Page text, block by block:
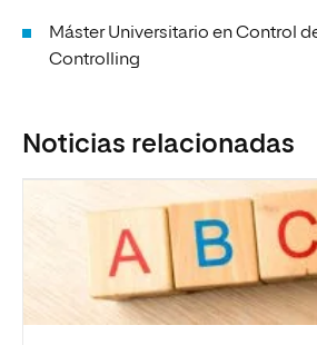
Máster Universitario en Control
Controlling
Noticias relacionadas